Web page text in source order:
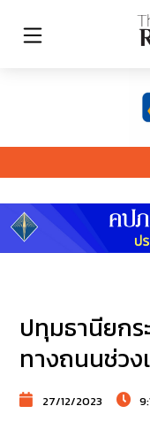
ปทุมธานียก
ทางถนนช่วง
27/12/2023